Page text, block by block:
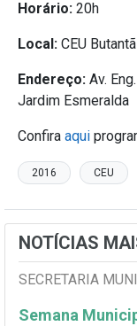
Horário: 20h
Local: CEU Butantã
Endereço: Av.
Jardim Esmeralda
Confira aqui
2016 CEU
NOTÍCIAS
SECRETARIA
Semana